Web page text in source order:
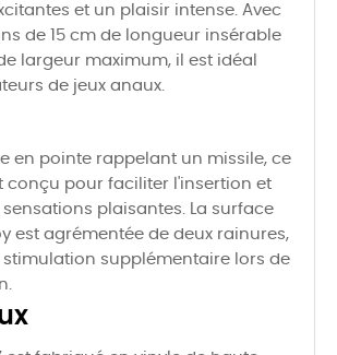
et un plaisir intense. Avec
de 15 cm de longueur insérable
largeur maximum, il est idéal
de jeux anaux.
en pointe rappelant un missile, ce
conçu pour faciliter l'insertion et
plaisantes. La surface
est agrémentée de deux rainures,
supplémentaire lors de